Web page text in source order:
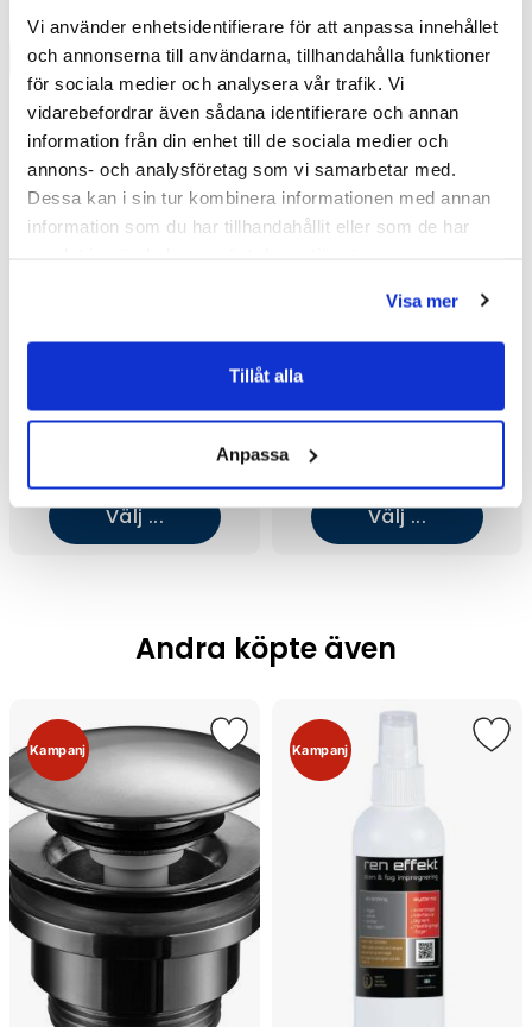
Vi använder enhetsidentifierare för att anpassa innehållet
och annonserna till användarna, tillhandahålla funktioner
för sociala medier och analysera vår trafik. Vi
vidarebefordrar även sådana identifierare och annan
information från din enhet till de sociala medier och
annons- och analysföretag som vi samarbetar med.
Dessa kan i sin tur kombinera informationen med annan
information som du har tillhandahållit eller som de har
Visa mer
Tillåt alla
Anpassa
Mora X Collection Rexx B5
Tvättställsblandare (Svart)
Välj ...
Mora X Collection Rexx B5
Tvättställsblandare (Krom)
Välj ...
Andra köpte även
Kampanj Kampanj